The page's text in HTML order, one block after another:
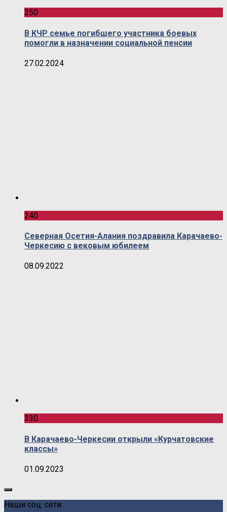
250
В КЧР семье погибшего участника боевых
помогли в назначении социальной пенсии
27.02.2024
240
Северная Осетия-Алания поздравила Карачаево-
Черкесию с вековым юбилеем
08.09.2022
330
В Карачаево-Черкесии открыли «Курчатовские
классы»
01.09.2023
Наши соц. сети: